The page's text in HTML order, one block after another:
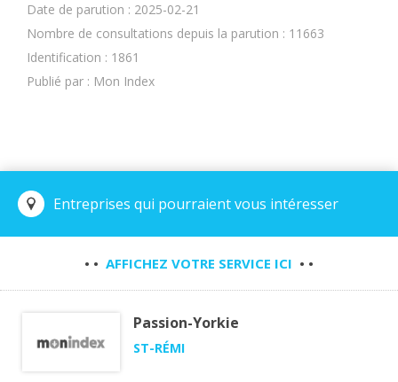
Date de parution : 2025-02-21
Nombre de consultations depuis la parution : 11663
Identification : 1861
Publié par : Mon Index
Entreprises qui pourraient vous intéresser
• • AFFICHEZ VOTRE SERVICE ICI • •
Passion-Yorkie
ST-RÉMI